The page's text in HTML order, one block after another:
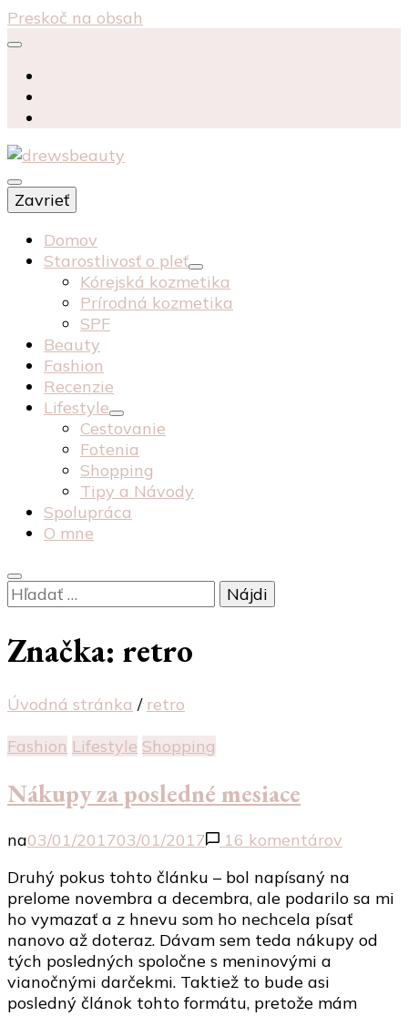
Preskoč na obsah
drewsbeauty
starostlivosť péče o pleť recenzia recenze
kosmetika kozmetika
Zavrieť
Domov
Starostlivosť o pleť
Kórejská kozmetika
Prírodná kozmetika
SPF
Beauty
Fashion
Recenzie
Lifestyle
Cestovanie
Fotenia
Shopping
Tipy a Návody
Spolupráca
O mne
Hľadať:
Značka: retro
Úvodná stránka / retro
Fashion Lifestyle Shopping
Nákupy za posledné mesiace
na03/01/201703/01/2017 16 komentárov
za
mesiace
Druhý pokus tohto článku – bol napísaný na
prelome novembra a decembra, ale podarilo sa mi
ho vymazať a z hnevu som ho nechcela písať
nanovo až doteraz. Dávam sem teda nákupy od
tých posledných spoločne s meninovými a
vianočnými darčekmi. Taktiež to bude asi
posledný článok tohto formátu, pretože mám